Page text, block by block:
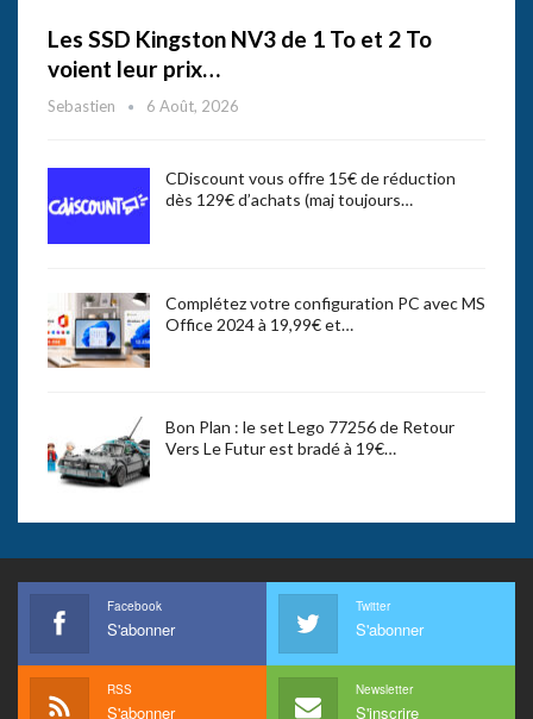
Les SSD Kingston NV3 de 1 To et 2 To
voient leur prix…
Sebastien 6 Août, 2026
CDiscount vous offre 15€ de réduction
dès 129€ d’achats (maj toujours…
Complétez votre configuration PC avec MS
Office 2024 à 19,99€ et…
Bon Plan : le set Lego 77256 de Retour
Vers Le Futur est bradé à 19€…
Facebook
S'abonner
Twitter
S'abonner
RSS
S'abonner
Newsletter
S'inscrire